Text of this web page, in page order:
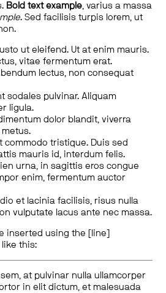
Bold text example, varius a massa
. Sed facilisis turpis lorem, ut
ut eleifend. Ut at enim mauris.
vitae fermentum erat.
lectus, non consequat
sodales pulvinar. Aliquam
ligula.
dolor blandit, viverra
commodo tristique. Duis sed
mauris id, interdum felis.
urna, in sagittis eros congue
enim, fermentum auctor
et lacinia facilisis, risus nulla
vulputate lacus ante nec massa.
inserted using the [line]
this:
at pulvinar nulla ullamcorper
in elit dictum, et malesuada